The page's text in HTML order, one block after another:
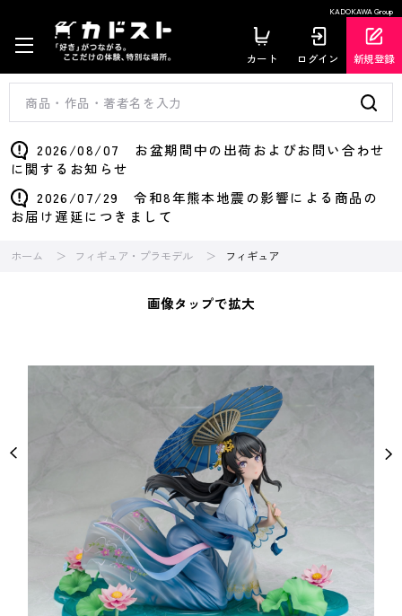
KADOKAWA Group
カート ログイン 新規登録
2026/08/07 お盆期間中の出荷およびお問い合わせ
に関するお知らせ
2026/07/29 令和8年熊本地震の影響による商品の
お届け遅延につきまして
ホーム フィギュア・プラモデル フィギュア
画像タップで拡大